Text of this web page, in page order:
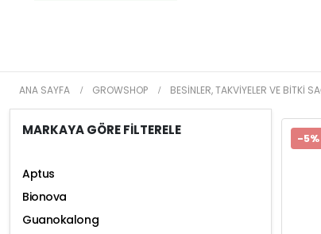
ANA SAYFA GROWSHOP BESINLER, TAKVIYELER VE BITKI
-5%
MARKAYA GÖRE FİLTERELE
Aptus
Bionova
Guanokalong